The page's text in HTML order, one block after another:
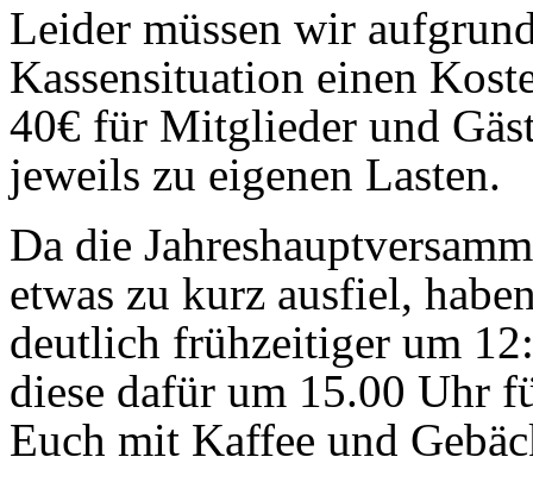
Leider müssen wir
Kassensituation einen
40€ für Mitglieder und
jeweils zu eigenen Lasten.
Da die
etwas zu kurz ausfiel,
deutlich frühzeitiger um
diese dafür um 15.00 Uhr
Euch mit Kaffee und